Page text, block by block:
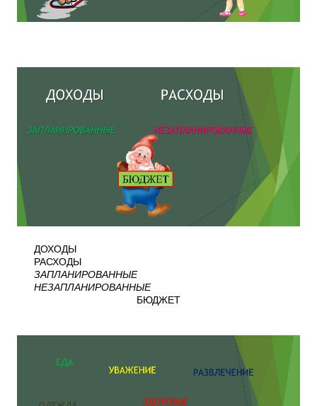
ДОХОДЫ
РАСХОДЫ
ЗАПЛАНИРОВАННЫЕ
НЕЗАПЛАНИРОВАННЫЕ
БЮДЖЕТ